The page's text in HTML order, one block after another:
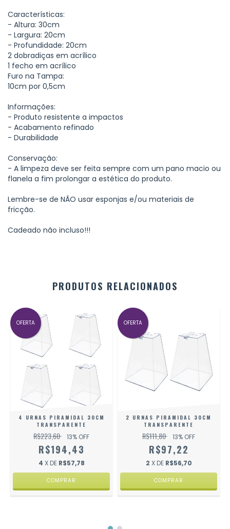
Características:
- Altura: 30cm
- Largura: 20cm
- Profundidade: 20cm
2 dobradiças em acrílico
1 fecho em acrílico
Furo na Tampa:
10cm por 0,5cm
Informações:
- Produto resistente a impactos
- Acabamento refinado
- Durabilidade
Conservação:
- A limpeza deve ser feita sempre com um pano macio ou
flanela a fim prolongar a estética do produto.
Lembre-se de NÃO usar esponjas e/ou materiais de
fricção.
Cadeado não incluso!!!
PRODUTOS RELACIONADOS
OFERTA
4 URNAS PIRAMIDAL 30CM
TRANSPARENTE
R$223,60 13% OFF
R$194,43
4 X DE R$57,78
OFERTA
2 URNAS PIRAMIDAL 30CM
TRANSPARENTE
R$111,80 13% OFF
R$97,22
2 X DE R$56,70